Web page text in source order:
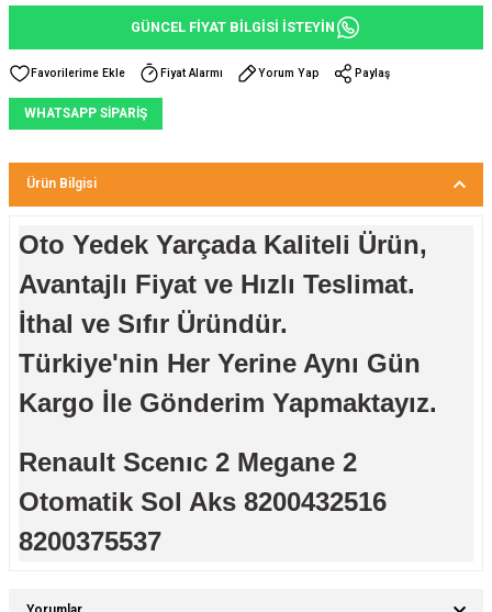
GÜNCEL FİYAT BİLGİSİ İSTEYİN
Fiyat Alarmı Yorum Yap Paylaş
WHATSAPP SİPARİŞ
Ürün Bilgisi
Oto Yedek Yarçada Kaliteli Ürün,
Avantajlı Fiyat ve Hızlı Teslimat.
İthal ve Sıfır Üründür.
Türkiye'nin Her Yerine Aynı Gün
Kargo İle Gönderim Yapmaktayız.
Renault Scenıc 2 Megane 2
Otomatik Sol Aks 8200432516
8200375537